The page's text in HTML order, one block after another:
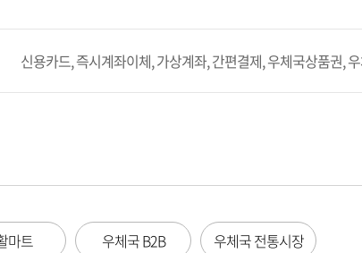
신용카드, 즉시계좌이체, 가상계좌, 간편결제, 우체국상품권,
마트 우체국 B2B 우체국 전통시장